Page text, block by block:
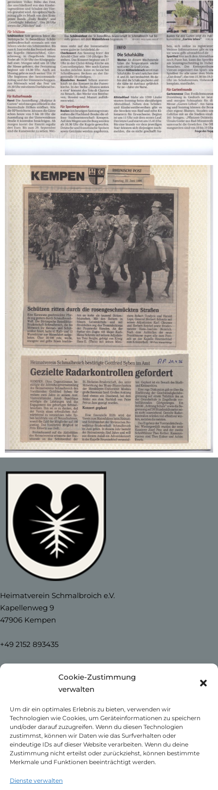
Cookie-Zustimmung
verwalten
Um dir ein optimales Erlebnis zu bieten, verwenden wir
Technologien wie Cookies, um Geräteinformationen zu speichern
und/oder darauf zuzugreifen. Wenn du diesen Technologien
zustimmst, können wir Daten wie das Surfverhalten oder
eindeutige IDs auf dieser Website verarbeiten. Wenn du deine
Zustimmung nicht erteilst oder zurückziehst, können bestimmte
Merkmale und Funktionen beeinträchtigt werden.
Dienste verwalten
Heimatverein Schmalbroich e.V.
Kapellenweg 9
47906 Kempen
+49 2152 893435
info@heimatverein-schmalbroich.de
News
Unser Schmalbroich
Kontakt
Impressum
Datenschutzerklärung